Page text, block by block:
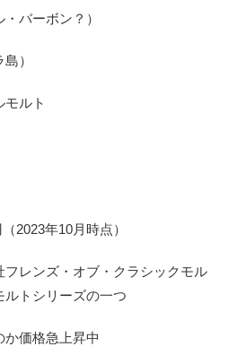
バーボン？）
）
ルト
年10月時点）
ンズ・オブ・クラシックモル
ルトシリーズの一つ
価格急上昇中